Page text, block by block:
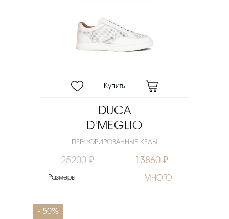
Материал подошвы
Выберите порядок сортировки
DUCA
D'MEGLIO
ПЕРФОРИРОВАННЫЕ КЕДЫ
25200 ₽ 13860 ₽
Размеры МНОГО
- 50%